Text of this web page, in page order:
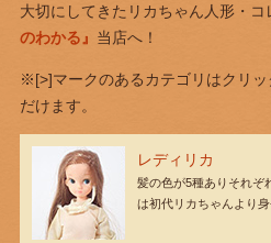
大切にしてきたリカちゃん人形・コ
のわかる』 当店へ！
※[>]マークのあるカテゴリはクリ
だけます。
レディリカ
髪の色が5種ありそれぞ
は初代リカちゃんより身